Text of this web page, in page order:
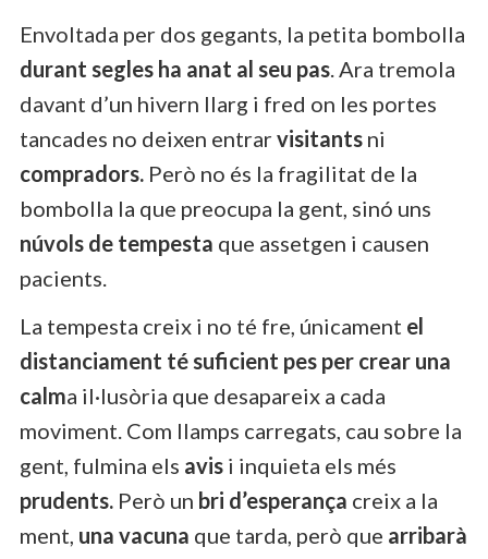
Envoltada per dos gegants, la petita bombolla
durant segles ha anat al seu pas. Ara tremola
davant d’un hivern llarg i fred on les portes
tancades no deixen entrarvisitants ni
compradors. Però no és la fragilitat de la
bombolla la que preocupa la gent, sinó uns
núvols de tempesta que assetgen i causen
pacients.
La tempesta creix i no té fre, únicament el
distanciament té suficient pes per crear una
calma il·lusòria que desapareix a cada
moviment. Com llamps carregats, cau sobre la
gent, fulmina els avis i inquieta els més
prudents. Però un bri d’esperança creix a la
ment, una vacuna que tarda, però que arribarà